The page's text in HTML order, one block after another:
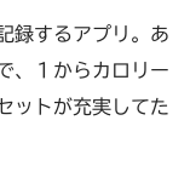
録するアプリ。あ
、１からカロリー
ットが充実してた